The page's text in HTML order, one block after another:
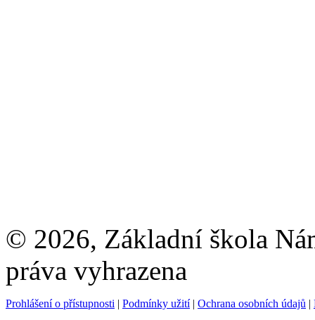
© 2026, Základní škola
práva vyhrazena
Prohlášení o přístupnosti | Podmínky užití| Ochrana osobních údajů |